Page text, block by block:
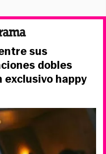
sus
dobles
happy